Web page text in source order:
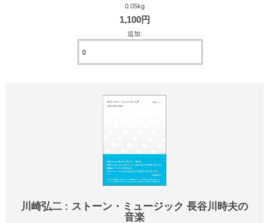
0.05kg
1,100円
追加:
川崎弘二 : ストーン・ミュージック 長谷川時夫の
音楽